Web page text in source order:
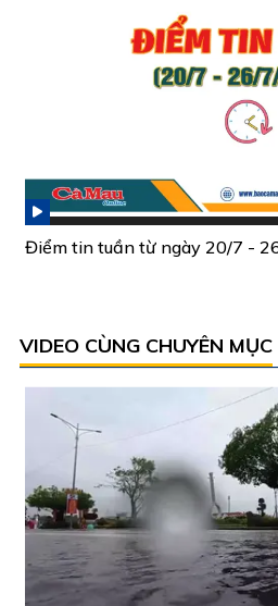
Điểm tin tuần từ ngày 20/7 -
VIDEO CÙNG CHUYÊN MỤC